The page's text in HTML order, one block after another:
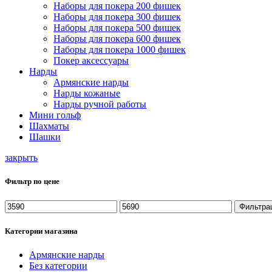
Наборы для покера 200 фишек
Наборы для покера 300 фишек
Наборы для покера 500 фишек
Наборы для покера 600 фишек
Наборы для покера 1000 фишек
Покер аксессуары
Нарды
Армянские нарды
Нарды кожаные
Нарды ручной работы
Мини гольф
Шахматы
Шашки
закрыть
Фильтр по цене
Минимальная
цена
Максимальная
цена
Категории магазина
Армянские нарды
Без категории